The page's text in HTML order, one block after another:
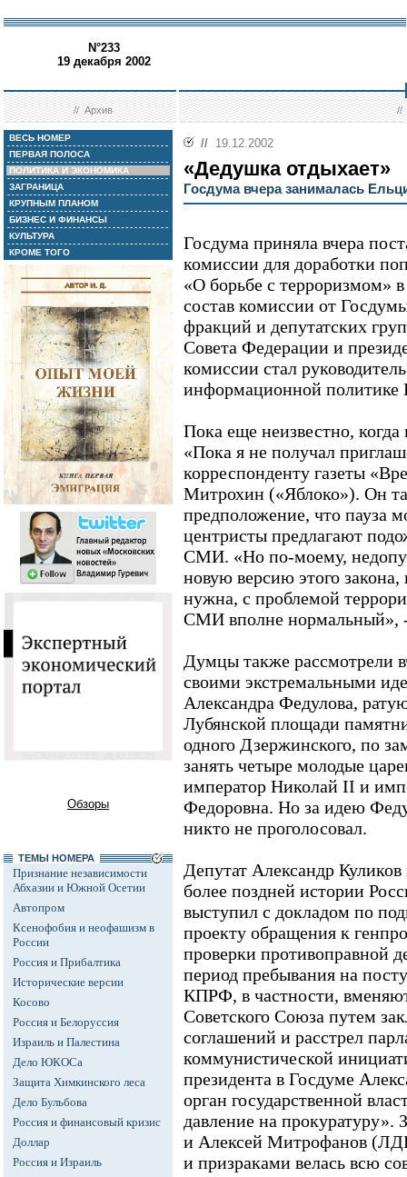
N°233
19 декабря 2002
//Архив //
ВЕСЬ НОМЕР
ПЕРВАЯ ПОЛОСА
ПОЛИТИКА И ЭКОНОМИКА
ЗАГРАНИЦА
КРУПНЫМ ПЛАНОМ
БИЗНЕС И ФИНАНСЫ
КУЛЬТУРА
КРОМЕ ТОГО
Обзоры
ТЕМЫ НОМЕРА
Признание независимости
Абхазии и Южной Осетии
Автопром
Ксенофобия и неофашизм в
России
Россия и Прибалтика
Исторические версии
Косово
Россия и Белоруссия
Израиль и Палестина
Дело ЮКОСа
Защита Химкинского леса
Дело Бульбова
Россия и финансовый кризис
Доллар
Россия и Израиль
// 19.12.2002
«Дедушка отдыхает»
Госдума вчера занималась
Госдума приняла вчера
комиссии для доработки
«О борьбе с терроризмом»
состав комиссии от
фракций и депутатских
Совета Федерации и
комиссии стал
информационной политике
Пока еще неизвестно,
«Пока я не получал
корреспонденту газеты
Митрохин («Яблоко»). Он
предположение, что пауза
центристы предлагают
СМИ. «Но по-моему,
новую версию этого закона,
нужна, с проблемой
СМИ вполне нормальный»,
Думцы также рассмотрели
своими экстремальными
Александра Федулова,
Лубянской площади
одного Дзержинского, по
занять четыре молодые
император Николай II и
Федоровна. Но за идею
никто не проголосовал.
Депутат Александр
более поздней истории
выступил с докладом по
проекту обращения к
проверки противоправной
период пребывания на
КПРФ, в частности,
Советского Союза путем
соглашений и расстрел
коммунистической
президента в Госдуме
орган государственной
давление на прокуратуру».
и Алексей Митрофанов
и призраками велась всю